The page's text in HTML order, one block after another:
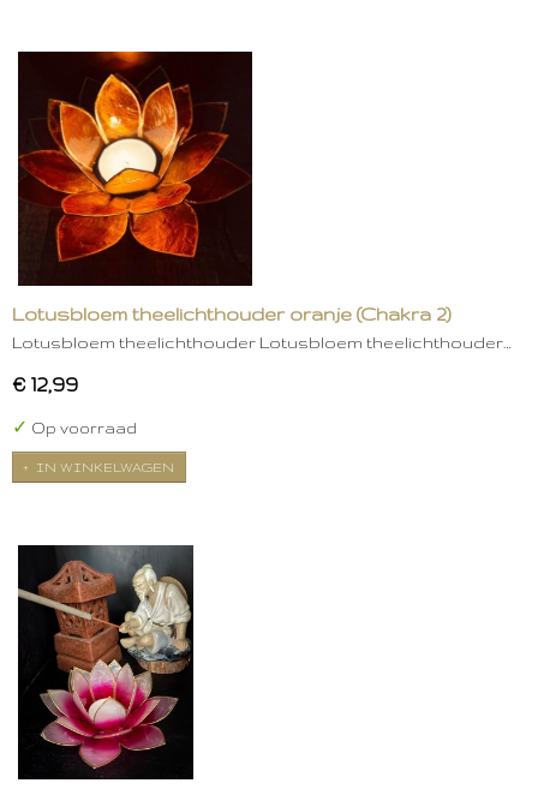
Lotusbloem theelichthouder oranje (Chakra 2)
Lotusbloem theelichthouder Lotusbloem theelichthouder…
€ 12,99
✓ Op voorraad
IN WINKELWAGEN